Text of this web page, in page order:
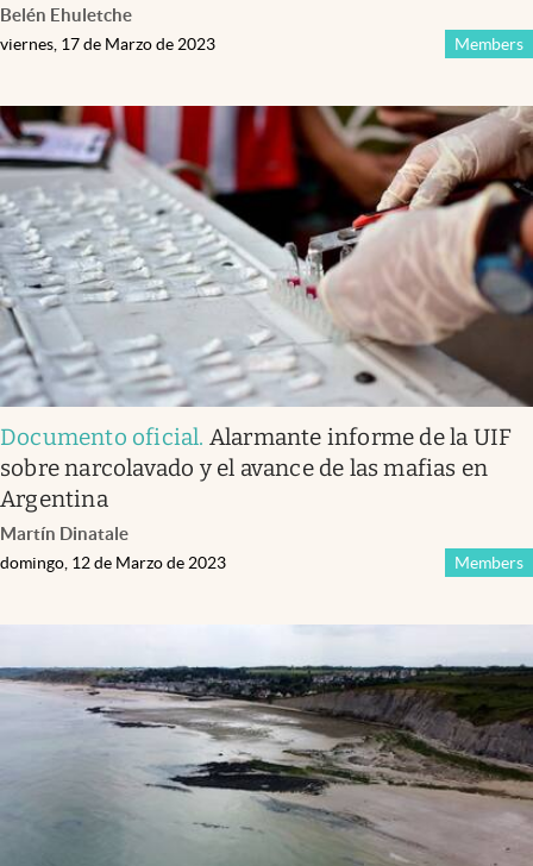
Belén Ehuletche
Members
viernes, 17 de Marzo de 2023
Documento oficial. Alarmante informe de la UIF
sobre narcolavado y el avance de las mafias en
Argentina
Martín Dinatale
Members
domingo, 12 de Marzo de 2023